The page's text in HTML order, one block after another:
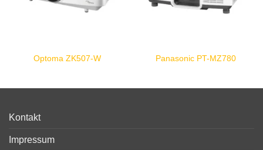
Optoma ZK507-W Panasonic PT-MZ780
Kontakt
Impressum